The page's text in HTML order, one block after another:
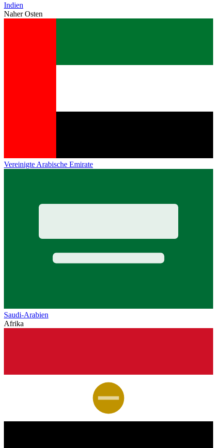
Indien
Naher Osten
Vereinigte Arabische Emirate
Saudi-Arabien
Afrika